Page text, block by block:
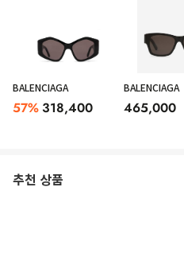
BALENCIAGA
57% 318,400
BALENCIAGA
465,000
추천 상품